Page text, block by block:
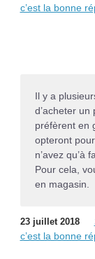
c’est la bonne
Il y a
d’acheter
préfèrent en
opteront
n’avez qu’à
Pour cela,
en magasin.
23 juillet 2018
c’est la bonne